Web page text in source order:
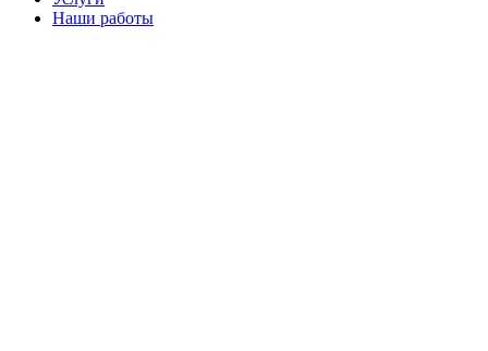
Наши работы